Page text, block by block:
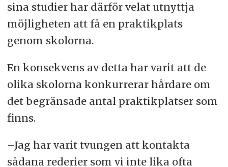
sina studier har därför velat utnyttja
möjligheten att få en praktikplats
genom skolorna.
En konsekvens av detta har varit att de
olika skolorna konkurrerar hårdare om
det begränsade antal praktikplatser som
finns.
–Jag har varit tvungen att kontakta
sådana rederier som vi inte lika ofta